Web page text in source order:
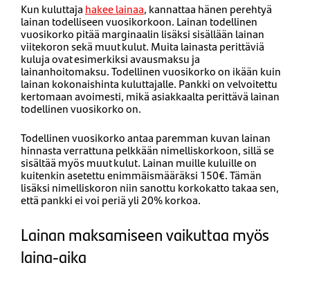
Kun kuluttaja hakee lainaa, kannattaa hänen perehtyä
lainan todelliseen vuosikorkoon. Lainan todellinen
vuosikorko pitää marginaalin lisäksi sisällään lainan
viitekoron sekä muut kulut. Muita lainasta perittäviä
kuluja ovat esimerkiksi avausmaksu ja
lainanhoitomaksu. Todellinen vuosikorko on ikään kuin
lainan kokonaishinta kuluttajalle. Pankki on velvoitettu
kertomaan avoimesti, mikä asiakkaalta perittävä lainan
todellinen vuosikorko on.
Todellinen vuosikorko antaa paremman kuvan lainan
hinnasta verrattuna pelkkään nimelliskorkoon, sillä se
sisältää myös muut kulut. Lainan muille kuluille on
kuitenkin asetettu enimmäismääräksi 150€. Tämän
lisäksi nimelliskoron niin sanottu korkokatto takaa sen,
että pankki ei voi periä yli 20% korkoa.
Lainan maksamiseen vaikuttaa myös
laina-aika